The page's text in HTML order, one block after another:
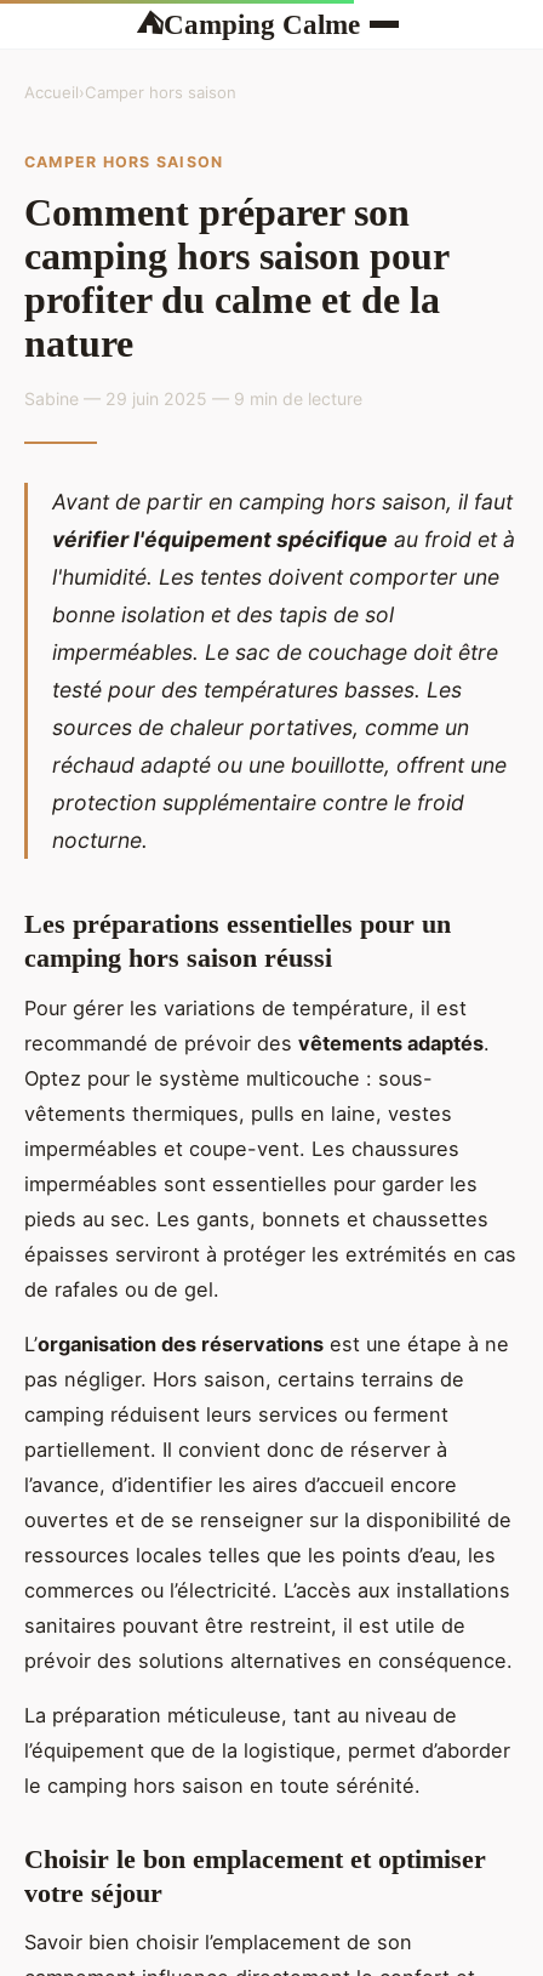
⛺Camping Calme
Accueil›Camper hors saison
CAMPER HORS SAISON
Comment préparer son
camping hors saison pour
profiter du calme et de la
nature
Sabine — 29 juin 2025 — 9 min de lecture
Avant de partir en camping hors saison, il faut
vérifier l'équipement spécifique au froid et à
l'humidité. Les tentes doivent comporter une
bonne isolation et des tapis de sol
imperméables. Le sac de couchage doit être
testé pour des températures basses. Les
sources de chaleur portatives, comme un
réchaud adapté ou une bouillotte, offrent une
protection supplémentaire contre le froid
nocturne.
Les préparations essentielles pour un
camping hors saison réussi
Pour gérer les variations de température, il est
recommandé de prévoir des vêtements adaptés.
Optez pour le système multicouche : sous-
vêtements thermiques, pulls en laine, vestes
imperméables et coupe-vent. Les chaussures
imperméables sont essentielles pour garder les
pieds au sec. Les gants, bonnets et chaussettes
épaisses serviront à protéger les extrémités en cas
de rafales ou de gel.
L’organisation des réservations est une étape à ne
pas négliger. Hors saison, certains terrains de
camping réduisent leurs services ou ferment
partiellement. Il convient donc de réserver à
l’avance, d’identifier les aires d’accueil encore
ouvertes et de se renseigner sur la disponibilité de
ressources locales telles que les points d’eau, les
commerces ou l’électricité. L’accès aux installations
sanitaires pouvant être restreint, il est utile de
prévoir des solutions alternatives en conséquence.
La préparation méticuleuse, tant au niveau de
l’équipement que de la logistique, permet d’aborder
le camping hors saison en toute sérénité.
Choisir le bon emplacement et optimiser
votre séjour
Savoir bien choisir l’emplacement de son